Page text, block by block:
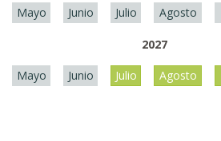
Mayo Junio Julio Agosto
2027
Mayo Junio Julio Agosto